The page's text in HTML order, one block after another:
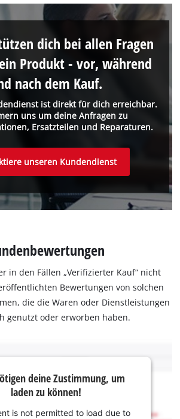
ist direkt für dich erreichbar.
uns um deine Anfragen zu
Ersatzteilen und Reparaturen.
dich bei allen Fragen
Produkt - vor, während
nach dem Kauf.
unseren Kundendienst
in den Fällen „Verifizierter Kauf“ nicht
Bewertungen von solchen
die die Waren oder Dienstleistungen
genutzt oder erworben haben.
deine Zustimmung, um
laden zu können!
is not permitted to load due to